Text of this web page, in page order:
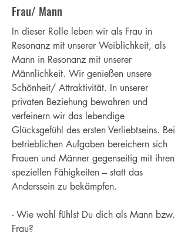
Frau/ Mann
In dieser Rolle leben wir als Frau in
Resonanz mit unserer Weiblichkeit, als
Mann in Resonanz mit unserer
Männlichkeit. Wir genießen unsere
Schönheit/ Attraktivität. In unserer
privaten Beziehung bewahren und
verfeinern wir das lebendige
Glücksgefühl des ersten Verliebtseins. Bei
betrieblichen Aufgaben bereichern sich
Frauen und Männer gegenseitig mit ihren
speziellen Fähigkeiten – statt das
Anderssein zu bekämpfen.
- Wie wohl fühlst Du dich als Mann bzw.
Frau?